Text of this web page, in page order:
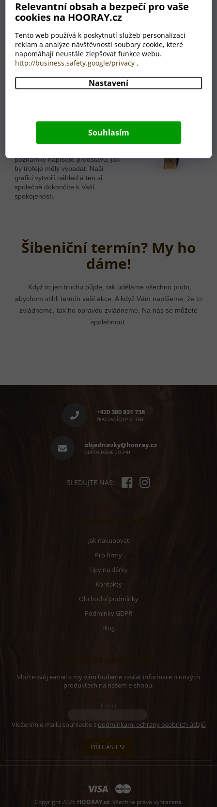
Relevantní obsah a bezpečí pro vaše
cookies na HOORAY.cz
Tento web používá k poskytnutí služeb personalizaci
reklam a analýze návštěvnosti soubory cookie, které
napomáhají neustále zlepšovat funkce webu.
http://business.safety.google/privacy .
Nastavení
Souhlasím
Nemáte grafika? Nevadí!
poznámky napíšete představu, jak
by trofeje měly vypadat. Naši
grafici vytvoří náhled a ten si
společně dokončíte k Vaší
spokojenosti.
Šibeniční termín? My ho
dáme!
Když to jen trochu půjde, tak uděláme všechno proto,
abychom stihli termín vaší akce. A když Vám napíšeme, že to
zvládneme, tak ho opravdu zvládneme. Na nás se můžete
spolehnout.
Z
+420 380 831 738
PRACOVNÍ DNY 8 - 15H
objednavky@hooray.cz
ODPOVÍDÁME DO 24H
SLEDUJTE NÁS:
Jak nakupovat
Pro firmy
Tipy na dárky
Kontakty
Obchodní podmínky
Podmínky GDPR
Blog
Vložte svůj e-mail a my vám budeme zasílat informace o nových
produktech na našem e-shopu.
E-mail
Vložením e-mailu souhlasíte s podmínkami ochrany osobních údajů
PŘIHLÁSIT SE
Copyright 2026 HOORAY.cz. Všechna práva vyhrazena.